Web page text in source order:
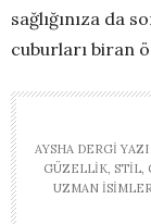
sağlığınıza da
cuburları biran
AYSHA DERGI
GÜZELLIK, STIL,
UZMAN